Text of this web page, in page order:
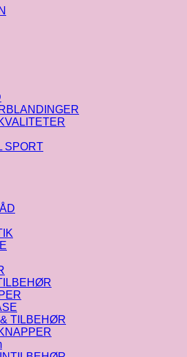
SPORT
TILBEHØR